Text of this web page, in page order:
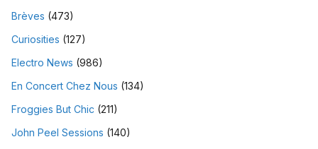
Brèves (473)
Curiosities (127)
Electro News (986)
En Concert Chez Nous (134)
Froggies But Chic (211)
John Peel Sessions (140)